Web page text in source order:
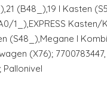
(B48_),19 I Kasten
1_),EXPRESS Kasten/
(S48_),Megane I
(X76); 7700783447,
Pallonivel